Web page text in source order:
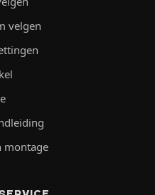
velgen
montage